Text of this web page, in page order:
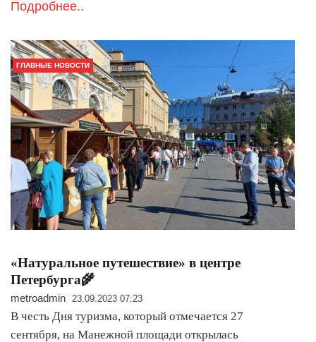
Подробнее..
ГЛАВНЫЕ НОВОСТИ
«Натуральное путешествие» в центре
Петербурга🌾
metroadmin 23.09.2023 07:23
В честь Дня туризма, который отмечается 27
сентября, на Манежной площади открылась